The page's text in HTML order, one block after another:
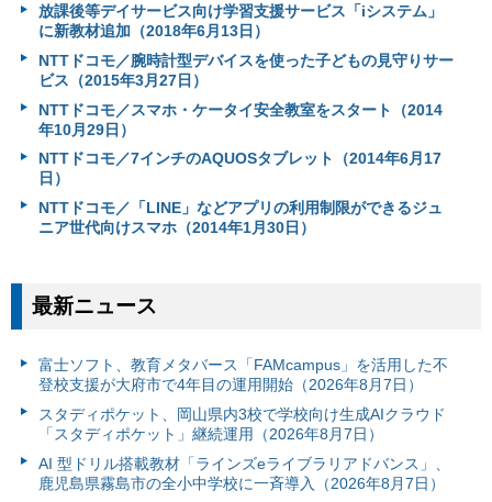
放課後等デイサービス向け学習支援サービス「iシステム」
に新教材追加（2018年6月13日）
NTTドコモ／腕時計型デバイスを使った子どもの見守りサー
ビス（2015年3月27日）
NTTドコモ／スマホ・ケータイ安全教室をスタート（2014
年10月29日）
NTTドコモ／7インチのAQUOSタブレット（2014年6月17
日）
NTTドコモ／「LINE」などアプリの利用制限ができるジュ
ニア世代向けスマホ（2014年1月30日）
最新ニュース
富⼠ソフト、教育メタバース「FAMcampus」を活用した不
登校支援が大府市で4年目の運用開始（2026年8月7日）
スタディポケット、岡山県内3校で学校向け生成AIクラウド
「スタディポケット」継続運用（2026年8月7日）
AI 型ドリル搭載教材「ラインズeライブラリアドバンス」、
鹿児島県霧島市の全小中学校に一斉導入（2026年8月7日）